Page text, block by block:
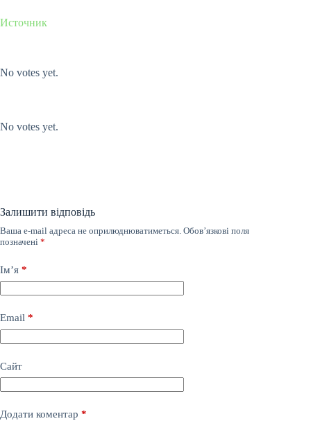
Источник
No votes yet.
No votes yet.
Залишити відповідь
Ваша e-mail адреса не оприлюднюватиметься. Обов’язкові поля
позначені *
Ім’я *
Email *
Сайт
Додати коментар *